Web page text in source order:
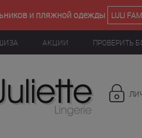
и пляжной одежды LULI
АКЦИИ ПРОВЕРИТЬ